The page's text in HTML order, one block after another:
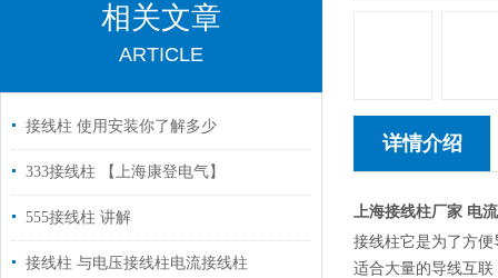
相关文章
ARTICLE
接线柱 使用安装你了解多少
333接线柱 【上海康登电气】
555接线柱 讲解
接线柱 与电压接线柱电流接线柱
详情介绍
上海接线柱厂家 电
接线柱它是为了方
适合大量的导线互